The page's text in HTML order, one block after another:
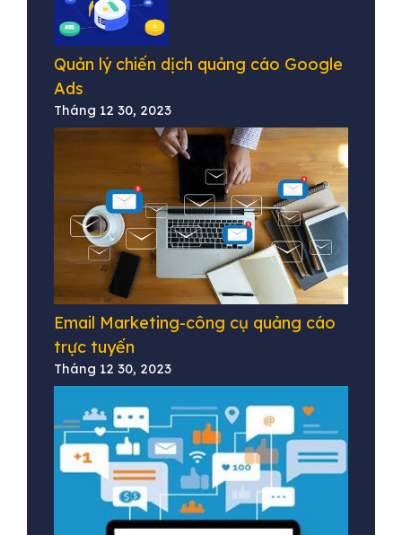
Quản lý chiến dịch quảng cáo Google
Ads
Tháng 12 30, 2023
Email Marketing-công cụ quảng cáo
trực tuyến
Tháng 12 30, 2023